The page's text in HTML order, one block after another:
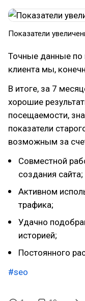
Показатели
Точные данные по
клиента мы,
В итоге, за 7
хорошие
посещаемости,
показатели
возможным за
Совместной
создания сайта;
Активном
трафика;
Удачно
историей;
Постоянного
#seo